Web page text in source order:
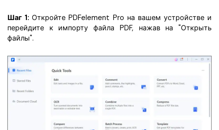
Шаг 1:Откройте PDFelement Pro на вашем устройстве и
перейдите к импорту файла PDF, нажав на "Открыть
файлы".